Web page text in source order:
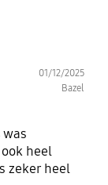
01/12/2025
Bazel
heel
zeker heel